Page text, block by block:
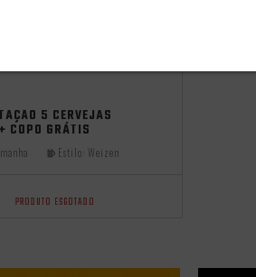
5 CERVEJAS
COPO GRÁTIS
Estilo: Weizen
PRODUTO ESGOTADO